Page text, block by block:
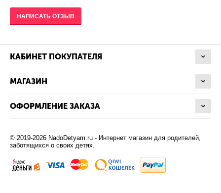
НАПИСАТЬ ОТЗЫВ
КАБИНЕТ ПОКУПАТЕЛЯ
МАГАЗИН
ОФОРМЛЕНИЕ ЗАКАЗА
© 2019-2026 NadoDetyam.ru - Интернет магазин для родителей,
заботящихся о своих детях.